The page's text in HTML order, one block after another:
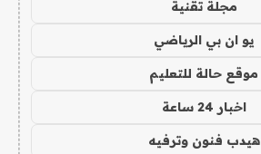
مجلة تقنية
يو ان بي الرياضي
موقع حالة للتعليم
اخبار 24 ساعة
هيدب فنون وترفيه